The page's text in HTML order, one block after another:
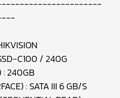
C100 / 240G
: 240GB
: SATA III 6 GB/S